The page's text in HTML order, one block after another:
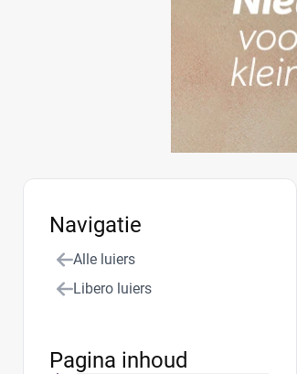
Navigatie
Alle luiers
Libero luiers
Pagina inhoud